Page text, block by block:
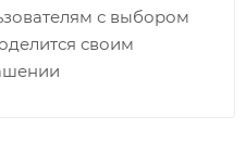
с выбором
своим